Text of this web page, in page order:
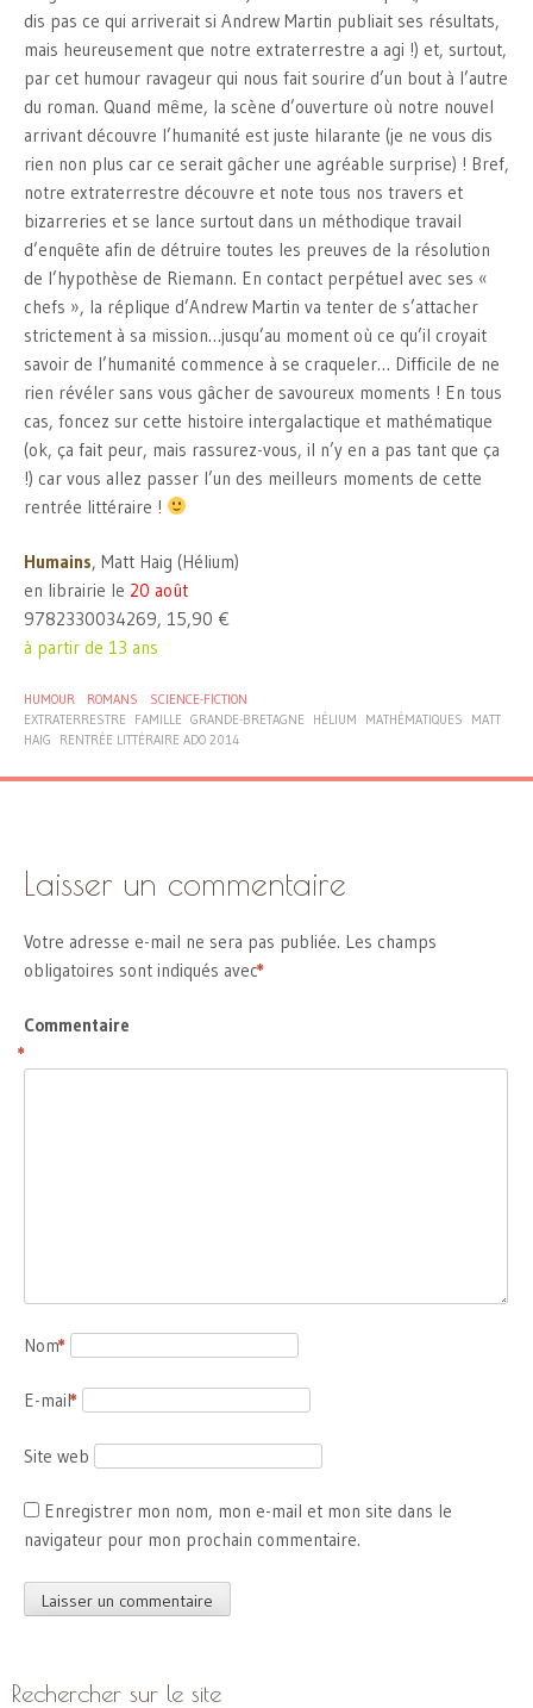
dis pas ce qui arriverait si Andrew Martin publiait ses résultats,
mais heureusement que notre extraterrestre a agi !) et, surtout,
par cet humour ravageur qui nous fait sourire d’un bout à l’autre
du roman. Quand même, la scène d’ouverture où notre nouvel
arrivant découvre l’humanité est juste hilarante (je ne vous dis
rien non plus car ce serait gâcher une agréable surprise) ! Bref,
notre extraterrestre découvre et note tous nos travers et
bizarreries et se lance surtout dans un méthodique travail
d’enquête afin de détruire toutes les preuves de la résolution
de l’hypothèse de Riemann. En contact perpétuel avec ses «
chefs », la réplique d’Andrew Martin va tenter de s’attacher
strictement à sa mission…jusqu’au moment où ce qu’il croyait
savoir de l’humanité commence à se craqueler… Difficile de ne
rien révéler sans vous gâcher de savoureux moments ! En tous
cas, foncez sur cette histoire intergalactique et mathématique
(ok, ça fait peur, mais rassurez-vous, il n’y en a pas tant que ça
!) car vous allez passer l’un des meilleurs moments de cette
rentrée littéraire !
Humains, Matt Haig (Hélium)
en librairie le 20 août
9782330034269, 15,90 €
à partir de 13 ans
HUMOUR ROMANS
SCIENCE-FICTION
EXTRATERRESTRE
FAMILLE GRANDE-BRETAGNE HÉLIUM MATHÉMATIQUES
MATT
HAIG
RENTRÉE LITTÉRAIRE ADO 2014
Laisser un commentaire
Votre adresse e-mail ne sera pas publiée. Les champs
obligatoires sont indiqués avec
*
Commentaire
*
Nom
*
E-mail
*
Site web
Enregistrer mon nom, mon e-mail et mon site dans le
navigateur pour mon prochain commentaire.
Rechercher sur le site